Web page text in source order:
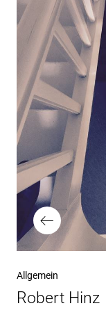
Vorheriger
Beitrag
Allgemein
Robert Hinz